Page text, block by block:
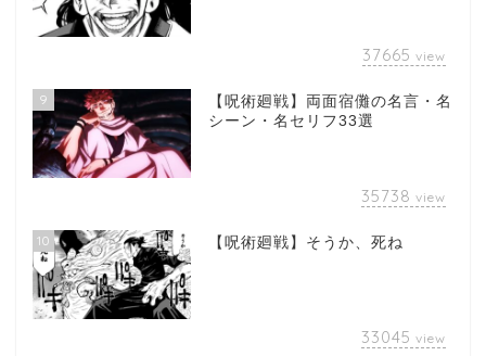
37665 view
9
【呪術廻戦】両面宿儺の名言・名
シーン・名セリフ33選
35738 view
10 【呪術廻戦】そうか、死ね
33045 view